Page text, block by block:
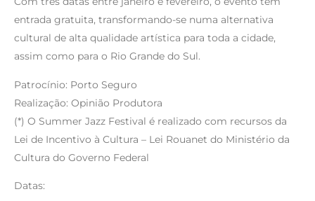
entrada gratuita, transformando-se numa alternativa
cultural de alta qualidade artística para toda a cidade,
assim como para o Rio Grande do Sul.
Patrocínio: Porto Seguro
Realização: Opinião Produtora
(*) O Summer Jazz Festival é realizado com recursos da
Lei de Incentivo à Cultura – Lei Rouanet do Ministério da
Cultura do Governo Federal
Datas: